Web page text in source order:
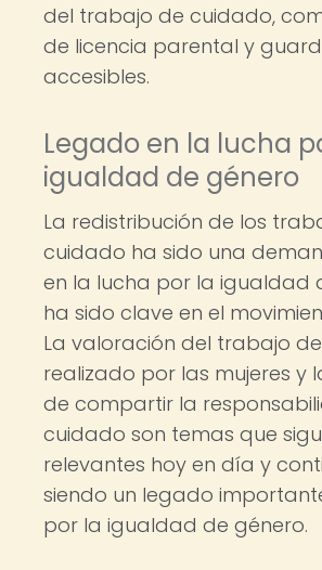
del trabajo de cuidado,
de licencia parental y
accesibles.
Legado en la lucha
igualdad de género
La redistribución de los
cuidado ha sido una
en la lucha por la igualdad
ha sido clave en el
La valoración del trabajo
realizado por las mujeres y
de compartir la
cuidado son temas que
relevantes hoy en día y
siendo un legado
por la igualdad de género.